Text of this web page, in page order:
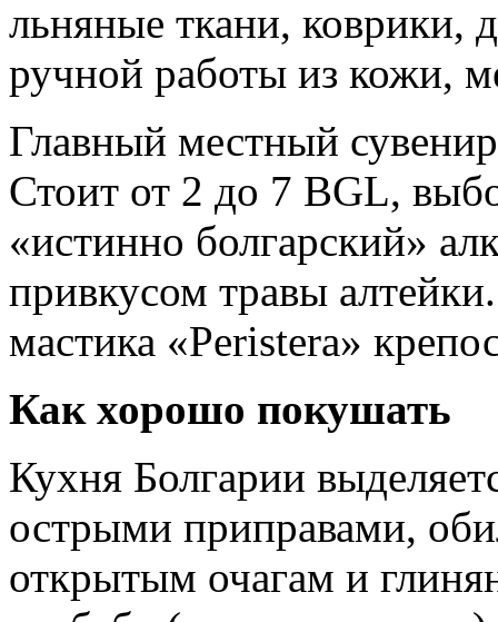
льняные ткани, коврики,
ручной работы из кожи,
Главный местный
Стоит от 2 до 7 BGL,
«истинно болгарский»
привкусом травы
мастика «Peristera»
Как хорошо покушать
Кухня Болгарии
острыми приправами,
открытым очагам и